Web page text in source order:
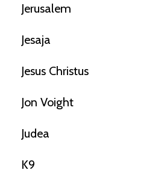
Jerusalem
Jesaja
Jesus Christus
Jon Voight
Judea
K9